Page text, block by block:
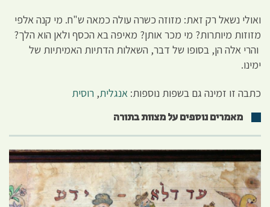
ואולי נשאל רק זאת: מזוזה כשרה עולה כמאה ש"ח. מי קנה אלפי
מזוזות מיותרות? מי מכר אותן? מאיפה בא הכסף ולאן הוא הלך?
והרי אלה הן, בסופו של דבר, השאלות הדתיות האמיתיות של
ימינו.
כתבה זו זמינה גם בשפות נוספות: אנגלית, רוסית
מאמרים נוספים על מצוות בתורה